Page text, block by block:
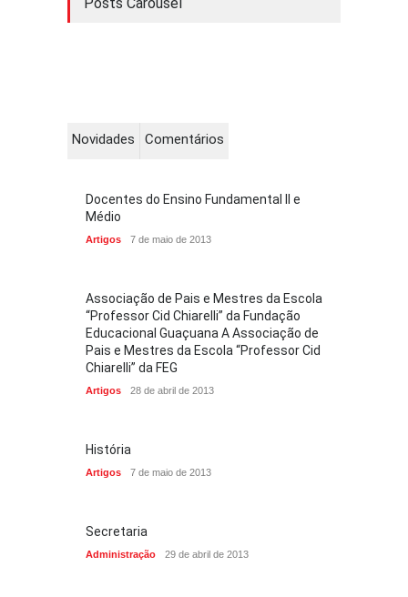
Novidades Comentários
Docentes do Ensino Fundamental II e
Médio
Artigos 7 de maio de 2013
Associação de Pais e Mestres da Escola
“Professor Cid Chiarelli” da Fundação
Educacional Guaçuana A Associação de
Pais e Mestres da Escola “Professor Cid
Chiarelli” da FEG
Artigos 28 de abril de 2013
História
Artigos 7 de maio de 2013
Secretaria
Administração 29 de abril de 2013